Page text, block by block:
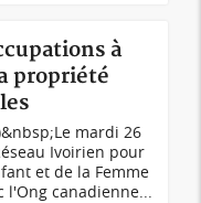
à
propriété
mardi 26
Ivoirien pour
et de la Femme
l'Ong canadienne...